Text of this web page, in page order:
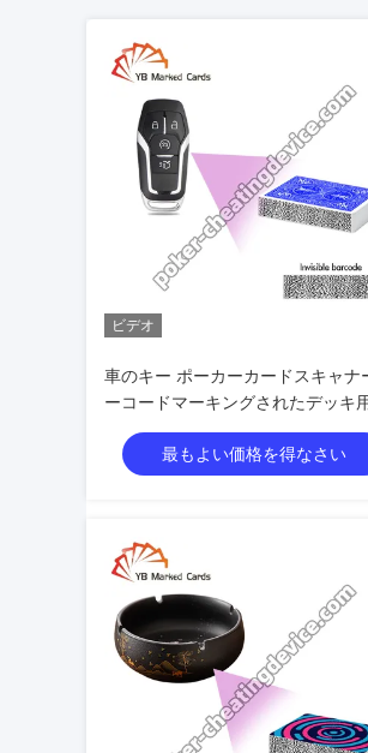
ビデオ
車のキー ポーカーカードスキャナ
ーコードマーキングされたデッキ
最もよい価格を得なさい